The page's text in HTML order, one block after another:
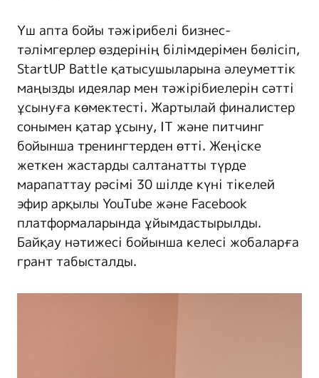
Үш апта бойы тәжірибелі бизнес-
тәлімгерлер өздерінің білімдерімен бөлісіп,
StartUP Battle қатысушыларына әлеуметтік
маңызды идеялар мен тәжірібиелерін сәтті
ұсынуға көмектесті. Жартылай финалистер
сонымен қатар ұсыну, IT және питчинг
бойынша тренингтерден өтті. Жеңіске
жеткен жастарды салтанатты түрде
марапаттау рәсімі 30 шілде күні тікелей
эфир арқылы YouTube және Facebook
платформаларында ұйымдастырылды.
Байқау нәтижесі бойынша келесі жобаларға
грант табысталды.